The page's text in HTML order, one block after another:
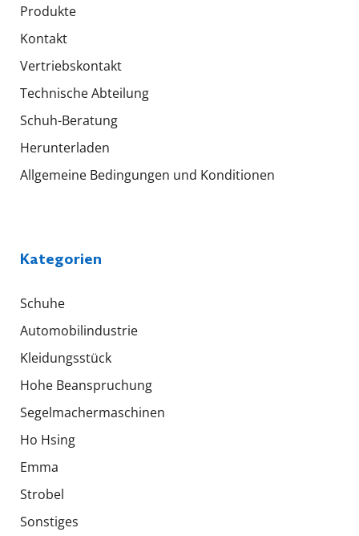
Produkte
Kontakt
Vertriebskontakt
Technische Abteilung
Schuh-Beratung
Herunterladen
Allgemeine Bedingungen und Konditionen
Kategorien
Schuhe
Automobilindustrie
Kleidungsstück
Hohe Beanspruchung
Segelmachermaschinen
Ho Hsing
Emma
Strobel
Sonstiges